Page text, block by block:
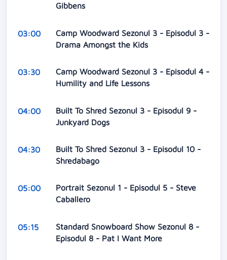
Gibbens
03:00
Camp Woodward Sezonul 3 - Episodul 3 -
Drama Amongst the Kids
03:30
Camp Woodward Sezonul 3 - Episodul 4 -
Humility and Life Lessons
04:00
Built To Shred Sezonul 3 - Episodul 9 -
Junkyard Dogs
04:30
Built To Shred Sezonul 3 - Episodul 10 -
Shredabago
05:00
Portrait Sezonul 1 - Episodul 5 - Steve
Caballero
05:15
Standard Snowboard Show Sezonul 8 -
Episodul 8 - Pat I Want More